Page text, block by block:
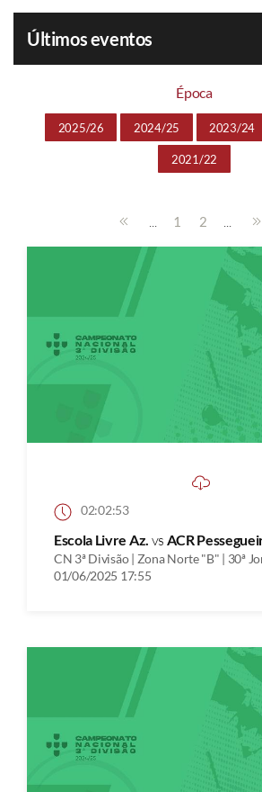
Últimos eventos
Época
2025/26 2024/25 2023/24
2021/22
... 1 2 ...
02:02:53
Escola Livre Az. vs ACR
CN 3ª Divisão | Zona Norte "B" | 30ª
01/06/2025 17:55